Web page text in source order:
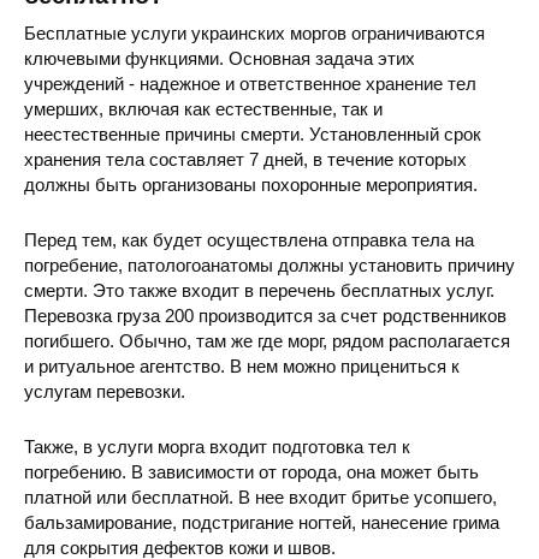
Бесплатные услуги украинских моргов ограничиваются
ключевыми функциями. Основная задача этих
учреждений - надежное и ответственное хранение тел
умерших, включая как естественные, так и
неестественные причины смерти. Установленный срок
хранения тела составляет 7 дней, в течение которых
должны быть организованы похоронные мероприятия.
Перед тем, как будет осуществлена отправка тела на
погребение, патологоанатомы должны установить причину
смерти. Это также входит в перечень бесплатных услуг.
Перевозка груза 200 производится за счет родственников
погибшего. Обычно, там же где морг, рядом располагается
и ритуальное агентство. В нем можно прицениться к
услугам перевозки.
Также, в услуги морга входит подготовка тел к
погребению. В зависимости от города, она может быть
платной или бесплатной. В нее входит бритье усопшего,
бальзамирование, подстригание ногтей, нанесение грима
для сокрытия дефектов кожи и швов.